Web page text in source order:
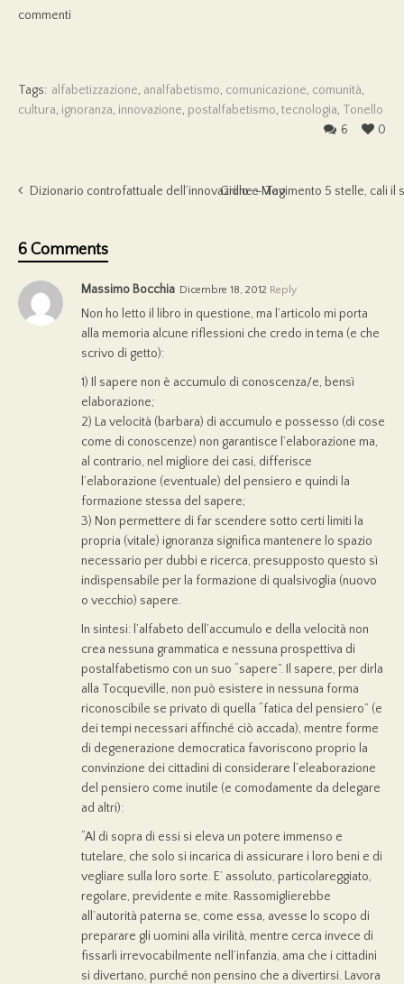
commenti
Tags: alfabetizzazione, analfabetismo, comunicazione, comunità,
cultura, ignoranza, innovazione, postalfabetismo, tecnologia, Tonello
0
6
Dizionario controfattuale dell’innovazione – TagGrillo e Movimento 5 stelle, cali il
6 Comments
Massimo Bocchia Dicembre 18, 2012 Reply
Non ho letto il libro in questione, ma l’articolo mi porta
alla memoria alcune riflessioni che credo in tema (e che
scrivo di getto):
1) Il sapere non è accumulo di conoscenza/e, bensì
elaborazione;
2) La velocità (barbara) di accumulo e possesso (di cose
come di conoscenze) non garantisce l’elaborazione ma,
al contrario, nel migliore dei casi, differisce
l’elaborazione (eventuale) del pensiero e quindi la
formazione stessa del sapere;
3) Non permettere di far scendere sotto certi limiti la
propria (vitale) ignoranza significa mantenere lo spazio
necessario per dubbi e ricerca, presupposto questo sì
indispensabile per la formazione di qualsivoglia (nuovo
o vecchio) sapere.
In sintesi: l’alfabeto dell’accumulo e della velocità non
crea nessuna grammatica e nessuna prospettiva di
postalfabetismo con un suo “sapere”. Il sapere, per dirla
alla Tocqueville, non può esistere in nessuna forma
riconoscibile se privato di quella “fatica del pensiero” (e
dei tempi necessari affinché ciò accada), mentre forme
di degenerazione democratica favoriscono proprio la
convinzione dei cittadini di considerare l’eleaborazione
del pensiero come inutile (e comodamente da delegare
ad altri):
“Al di sopra di essi si eleva un potere immenso e
tutelare, che solo si incarica di assicurare i loro beni e di
vegliare sulla loro sorte. E’ assoluto, particolareggiato,
regolare, previdente e mite. Rassomiglierebbe
all’autorità paterna se, come essa, avesse lo scopo di
preparare gli uomini alla virilità, mentre cerca invece di
fissarli irrevocabilmente nell’infanzia, ama che i cittadini
si divertano, purché non pensino che a divertirsi. Lavora